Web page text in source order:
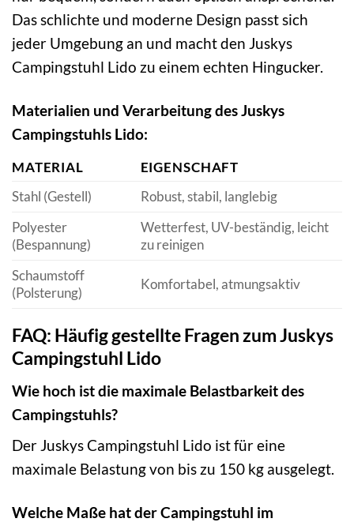
Das schlichte und moderne Design passt sich
jeder Umgebung an und macht den Juskys
Campingstuhl Lido zu einem echten Hingucker.
Materialien und Verarbeitung des Juskys
Campingstuhls Lido:
MATERIAL
EIGENSCHAFT
Stahl (Gestell)
Robust, stabil, langlebig
Polyester
(Bespannung)
Wetterfest, UV-beständig, leicht
zu reinigen
Schaumstoff
(Polsterung)
Komfortabel, atmungsaktiv
FAQ: Häufig gestellte Fragen zum Juskys
Campingstuhl Lido
Wie hoch ist die maximale Belastbarkeit des
Campingstuhls?
Der Juskys Campingstuhl Lido ist für eine
maximale Belastung von bis zu 150 kg ausgelegt.
Welche Maße hat der Campingstuhl im